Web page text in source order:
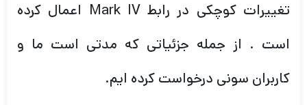
تغییرات کوچکی در رابط Mark IV اعمال کرده
است . از جمله جزئیاتی که مدتی است ما و
کاربران سونی درخواست کرده ایم.